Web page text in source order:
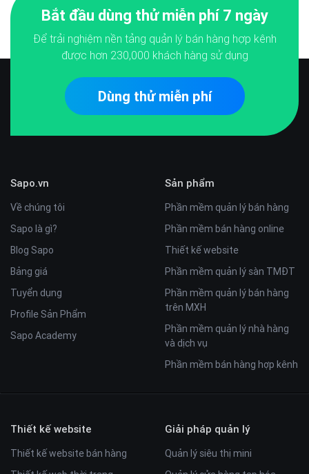
Bắt đầu dùng thử miễn phí 7 ngày
Để trải nghiệm nền tảng quản lý bán hàng hợp kênh
được hơn 230,000 khách hàng sử dụng
Dùng thử miễn phí
Sapo.vn
Về chúng tôi
Sapo là gì?
Blog Sapo
Bảng giá
Tuyển dụng
Profile Sản Phẩm
Sapo Academy
Sản phẩm
Phần mềm quản lý bán hàng
Phần mềm bán hàng online
Thiết kế website
Phần mềm quản lý sàn TMĐT
Phần mềm quản lý bán hàng
trên MXH
Phần mềm quản lý nhà hàng
và dịch vụ
Phần mềm bán hàng hợp kênh
Thiết kế website
Thiết kế website bán hàng
Giải pháp quản lý
Quản lý siêu thị mini